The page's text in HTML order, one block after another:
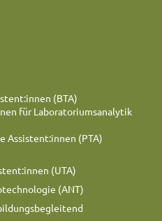
(BTA)
für Laboratoriumsanalytik
Assistent:innen (PTA)
(UTA)
(ANT)